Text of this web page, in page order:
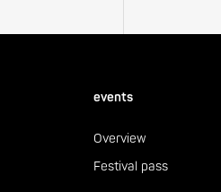
events
Overview
Festival pass